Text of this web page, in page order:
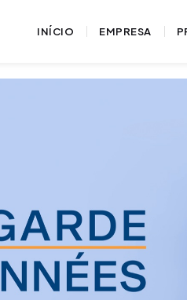
INÍCIO EMPRESA